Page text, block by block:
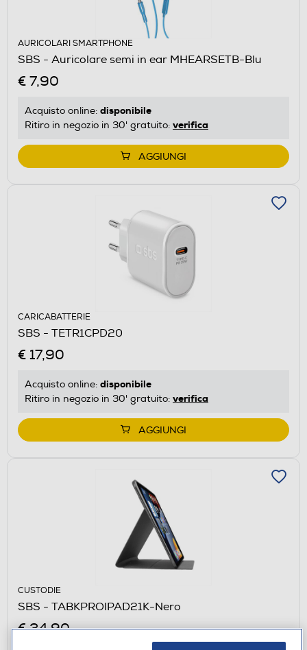
AURICOLARI SMARTPHONE
SBS - Auricolare semi in ear MHEARSETB-Blu
€ 7,90
Acquisto online: disponibile
Ritiro in negozio in 30' gratuito: verifica
AGGIUNGI
CARICABATTERIE
SBS - TETR1CPD20
€ 17,90
Acquisto online: disponibile
Ritiro in negozio in 30' gratuito: verifica
AGGIUNGI
CUSTODIE
SBS - TABKPROIPAD21K-Nero
€ 34,90